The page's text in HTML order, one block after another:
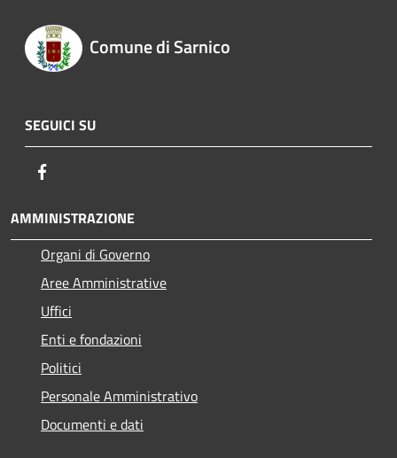
Comune di Sarnico
SEGUICI SU
AMMINISTRAZIONE
Organi di Governo
Aree Amministrative
Uffici
Enti e fondazioni
Politici
Personale Amministrativo
Documenti e dati